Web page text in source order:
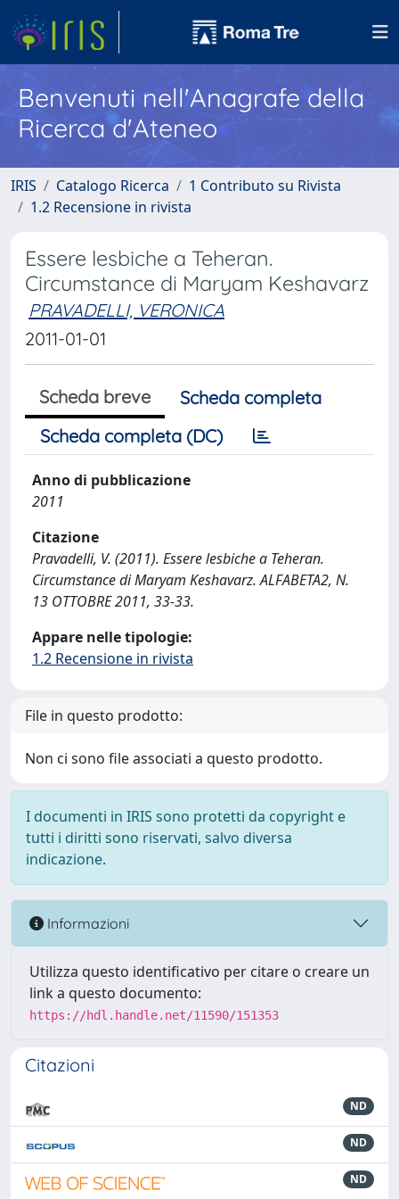
Benvenuti nell'Anagrafe della
Ricerca d'Ateneo
IRIS Catalogo Ricerca
1 Contributo su Rivista
1.2 Recensione in rivista
Essere lesbiche a Teheran.
Circumstance di Maryam Keshavarz
PRAVADELLI, VERONICA
2011-01-01
Scheda breve
Scheda completa
Scheda completa (DC)
Anno di pubblicazione
2011
Citazione
Pravadelli, V. (2011). Essere lesbiche a Teheran.
Circumstance di Maryam Keshavarz. ALFABETA2, N.
13 OTTOBRE 2011, 33-33.
Appare nelle tipologie:
1.2 Recensione in rivista
File in questo prodotto:
Non ci sono file associati a questo prodotto.
I documenti in IRIS sono protetti da copyright e
tutti i diritti sono riservati, salvo diversa
indicazione.
Informazioni
Utilizza questo identificativo per citare o creare un
link a questo documento:
https://hdl.handle.net/11590/151353
Citazioni
ND
ND
ND